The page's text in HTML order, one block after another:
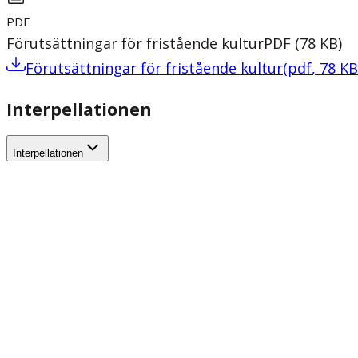
PDF
Förutsättningar för fristående kulturPDF (78 KB)
Förutsättningar för fristående kultur(pdf, 78 KB
Interpellationen
Interpellationen